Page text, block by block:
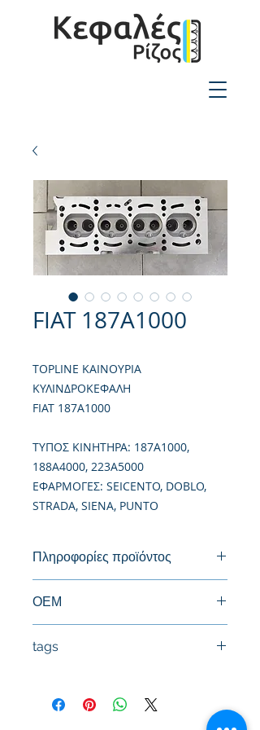
FIAT 187A1000
TOPLINE ΚΑΙΝΟΥΡΙΑ
ΚΥΛΙΝΔΡΟΚΕΦΑΛΗ
FIAT 187A1000
TΥΠΟΣ ΚΙΝΗΤΗΡΑ: 187A1000,
188A4000, 223A5000
ΕΦΑΡΜΟΓΕΣ: SEICENTO, DOBLO,
STRADA, SIENA, PUNTO
Πληροφορίες προϊόντος
ΟΕΜ
tags
#Κυλινδροκεφαλή #Κεφαλάρι
#TPTOPLINE